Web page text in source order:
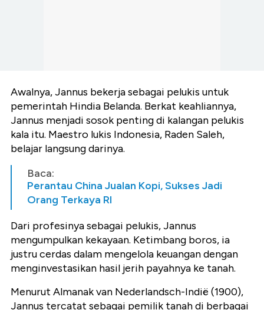
Awalnya, Jannus bekerja sebagai pelukis untuk
pemerintah Hindia Belanda. Berkat keahliannya,
Jannus menjadi sosok penting di kalangan pelukis
kala itu. Maestro lukis Indonesia, Raden Saleh,
belajar langsung darinya.
Baca:
Perantau China Jualan Kopi, Sukses Jadi
Orang Terkaya RI
Dari profesinya sebagai pelukis, Jannus
mengumpulkan kekayaan. Ketimbang boros, ia
justru cerdas dalam mengelola keuangan dengan
menginvestasikan hasil jerih payahnya ke tanah.
Menurut Almanak van Nederlandsch-Indië (1900),
Jannus tercatat sebagai pemilik tanah di berbagai